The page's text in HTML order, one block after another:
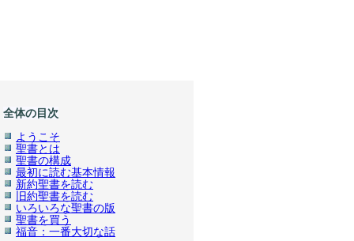
全体の目次
ようこそ
聖書とは
聖書の構成
最初に読む基本情報
新約聖書を読む
旧約聖書を読む
いろいろな聖書の版
聖書を買う
福音：一番大切な話